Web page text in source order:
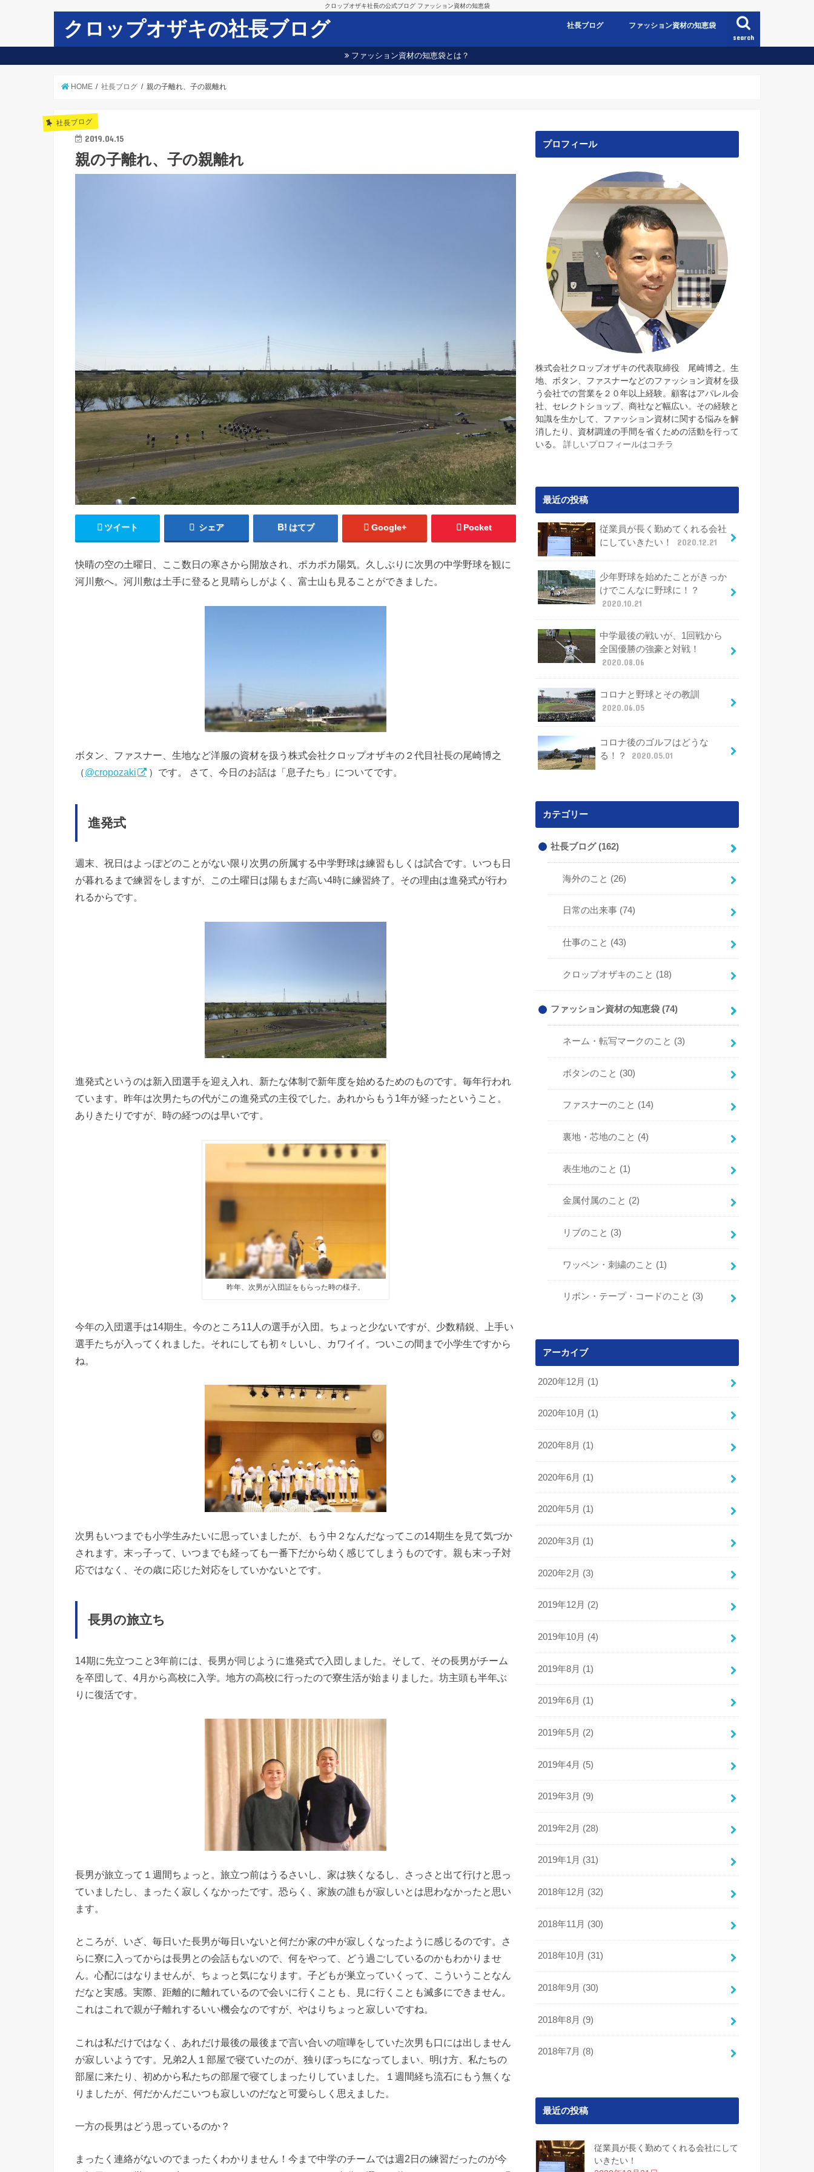
クロップオザキ社長の公式ブログ ファッション資材の知恵袋
クロップオザキの社長ブログ search
社長ブログ ファッション資材の知恵袋
ファッション資材の知恵袋とは？
HOME 社長ブログ 親の子離れ、子の親離れ
社長ブログ
2019.04.15
親の子離れ、子の親離れ
ツイート シェア はてブ Google+ Pocket
快晴の空の土曜日、ここ数日の寒さから開放され、ポカポカ陽気。久しぶりに次男の中学野球を観に
河川敷へ。河川敷は土手に登ると見晴らしがよく、富士山も見ることができました。
ボタン、ファスナー、生地など洋服の資材を扱う株式会社クロップオザキの２代目社長の尾崎博之
（@cropozaki ）です。 さて、今日のお話は「息子たち」についてです。
進発式
週末、祝日はよっぽどのことがない限り次男の所属する中学野球は練習もしくは試合です。いつも日
が暮れるまで練習をしますが、この土曜日は陽もまだ高い4時に練習終了。その理由は進発式が行わ
れるからです。
進発式というのは新入団選手を迎え入れ、新たな体制で新年度を始めるためのものです。毎年行われ
ています。昨年は次男たちの代がこの進発式の主役でした。あれからもう1年が経ったということ。
ありきたりですが、時の経つのは早いです。
昨年、次男が入団証をもらった時の様子。
今年の入団選手は14期生。今のところ11人の選手が入団。ちょっと少ないですが、少数精鋭、上手い
選手たちが入ってくれました。それにしても初々しいし、カワイイ。ついこの間まで小学生ですから
ね。
次男もいつまでも小学生みたいに思っていましたが、もう中２なんだなってこの14期生を見て気づか
されます。末っ子って、いつまでも経っても一番下だから幼く感じてしまうものです。親も末っ子対
応ではなく、その歳に応じた対応をしていかないとです。
長男の旅立ち
14期に先立つこと3年前には、長男が同じように進発式で入団しました。そして、その長男がチーム
を卒団して、4月から高校に入学。地方の高校に行ったので寮生活が始まりました。坊主頭も半年ぶ
りに復活です。
長男が旅立って１週間ちょっと。旅立つ前はうるさいし、家は狭くなるし、さっさと出て行けと思っ
ていましたし、まったく寂しくなかったです。恐らく、家族の誰もが寂しいとは思わなかったと思い
ます。
ところが、いざ、毎日いた長男が毎日いないと何だか家の中が寂しくなったように感じるのです。さ
らに寮に入ってからは長男との会話もないので、何をやって、どう過ごしているのかもわかりませ
ん。心配にはなりませんが、ちょっと気になります。子どもが巣立っていくって、こういうことなん
だなと実感。実際、距離的に離れているので会いに行くことも、見に行くことも滅多にできません。
これはこれで親が子離れするいい機会なのですが、やはりちょっと寂しいですね。
これは私だけではなく、あれだけ最後の最後まで言い合いの喧嘩をしていた次男も口には出しません
が寂しいようです。兄弟2人１部屋で寝ていたのが、独りぼっちになってしまい、明け方、私たちの
部屋に来たり、初めから私たちの部屋で寝てしまったりしていました。１週間経ち流石にもう無くな
りましたが、何だかんだこいつも寂しいのだなと可愛らしく思えました。
一方の長男はどう思っているのか？
まったく連絡がないのでまったくわかりません！今まで中学のチームでは週2日の練習だったのが今
プロフィール
株式会社クロップオザキの代表取締役 尾崎博之。生
地、ボタン、ファスナーなどのファッション資材を扱
う会社での営業を２０年以上経験。顧客はアパレル会
社、セレクトショップ、商社など幅広い。その経験と
知識を生かして、ファッション資材に関する悩みを解
消したり、資材調達の手間を省くための活動を行って
いる。 詳しいプロフィールはコチラ
最近の投稿
従業員が長く勤めてくれる会社
にしていきたい！
2020.12.21
少年野球を始めたことがきっか
けでこんなに野球に！？
2020.10.21
中学最後の戦いが、1回戦から
全国優勝の強豪と対戦！
2020.08.06
コロナと野球とその教訓
2020.06.05
コロナ後のゴルフはどうな
る！？
2020.05.01
カテゴリー
社長ブログ(162)
海外のこと (26)
日常の出来事 (74)
仕事のこと (43)
クロップオザキのこと (18)
ファッション資材の知恵袋 (74)
ネーム・転写マークのこと (3)
ボタンのこと (30)
ファスナーのこと (14)
裏地・芯地のこと (4)
表生地のこと (1)
金属付属のこと (2)
リブのこと (3)
ワッペン・刺繍のこと (1)
リボン・テープ・コードのこと (3)
アーカイブ
2020年12月 (1)
2020年10月 (1)
2020年8月 (1)
2020年6月 (1)
2020年5月 (1)
2020年3月 (1)
2020年2月 (3)
2019年12月 (2)
2019年10月 (4)
2019年8月 (1)
2019年6月 (1)
2019年5月 (2)
2019年4月 (5)
2019年3月 (9)
2019年2月 (28)
2019年1月 (31)
2018年12月 (32)
2018年11月 (30)
2018年10月 (31)
2018年9月 (30)
2018年8月 (9)
2018年7月 (8)
最近の投稿
従業員が長く勤めてくれる会社にして
いきたい！